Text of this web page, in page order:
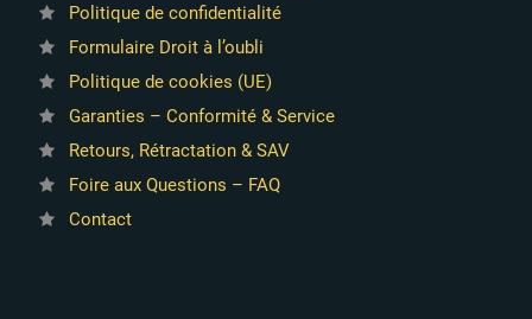
Politique de confidentialité
Formulaire Droit à l’oubli
Politique de cookies (UE)
Garanties – Conformité & Service
Retours, Rétractation & SAV
Foire aux Questions – FAQ
Contact